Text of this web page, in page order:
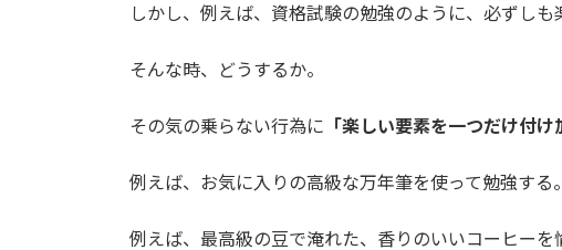
しかし、例えば、資格試験の勉強のように、必ずしも
そんな時、どうするか。
その気の乗らない行為に 「楽しい要素を一つだけ付け
例えば、お気に入りの高級な万年筆を使って勉強する。
例えば、最高級の豆で淹れた、香りのいいコーヒーを